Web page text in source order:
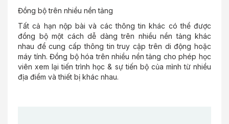
Đồng bộ trên nhiều nền tảng
Tất cả hạn nộp bài và các thông tin khác có thể được
đồng bộ một cách dễ dàng trên nhiều nền tảng khác
nhau để cung cấp thông tin truy cập trên di động hoặc
máy tính. Đồng bộ hóa trên nhiều nền tảng cho phép học
viên xem lại tiến trình học & sự tiến bộ của mình từ nhiều
địa điểm và thiết bị khác nhau.